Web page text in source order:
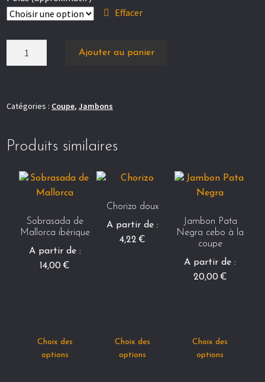
Effacer
à
Ajouter au panier
Catégories : Coupe,Jambons
Produits similaires
Sobrasada de
Mallorca ibérique
A partir de :
14,00€
Choix des
options
produit
Chorizo doux
A partir de :
4,22€
Choix des
options
produit
Jambon Pata
Negra cebo à la
coupe
A partir de :
20,00 €
Choix des
options